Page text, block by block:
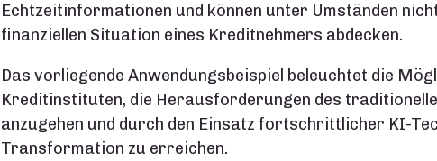
Echtzeitinformationen und können unter Umständen
finanziellen Situation eines Kreditnehmers abdecken.
Das vorliegende Anwendungsbeispiel beleuchtet die
Kreditinstituten, die Herausforderungen des
anzugehen und durch den Einsatz fortschrittlicher KI-
Transformation zu erreichen.